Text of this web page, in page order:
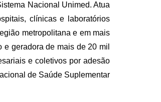
Nacional Unimed. Atua
clínicas e laboratórios
metropolitana e em mais
geradora de mais de 20 mil
e coletivos por adesão
de Saúde Suplementar